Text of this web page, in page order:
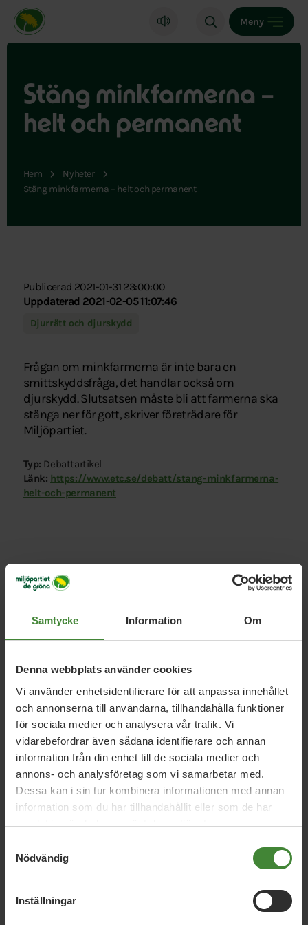
Samtycke Information Om
Denna webbplats använder cookies
Vi använder enhetsidentifierare för att anpassa innehållet
och annonserna till användarna, tillhandahålla funktioner
för sociala medier och analysera vår trafik. Vi
vidarebefordrar även sådana identifierare och annan
information från din enhet till de sociala medier och
annons- och analysföretag som vi samarbetar med.
Dessa kan i sin tur kombinera informationen med annan
information som du har tillhandahållit eller som de har
samlat in när du har använt deras tjänster.
Nödvändig
Inställningar
Miljöpartiet de gröna, startsida
Meny
Stäng minkfarmerna –
helt och permanent
Hem
Nyheter
Stäng minkfarmerna – helt och permanent
Publicerad 2021-01-31 23:00:00
Uppdaterad 2021-02-05 11:07:46
Djurrätt och djurskydd
Frågan om minkfarmerna är inte bara en
smittskyddsfråga, det handlar också om
djurskydd. Slutsatsen måste bli att farmerna ska
stänga ner för gott, skriver företrädare för
Miljöpartiet.
Typ: Debattartikel
Länk: https://www.etc.se/debatt/stang-minkfarmerna-
helt-och-permanent
Relaterade nyheter
Miljöpartiet får högst betyg i Djurens
Rätts valguide
2 december 2025
Befria EU från pälsindustrin
7 maj 2024